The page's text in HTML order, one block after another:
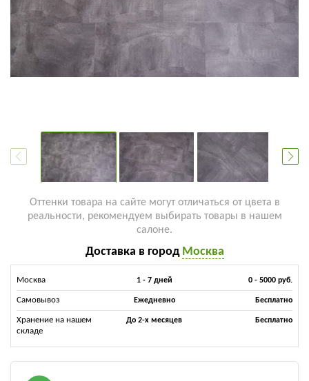
Оттенки товара на сайте могут отличаться от цвета в
реальности, рекомендуем выбирать товары в нашем
салоне.
Доставка в город Москва
Москва 1 - 7 дней 0 - 5000 руб.
Самовывоз Ежедневно Бесплатно
Хранение на нашем
складе
До 2-х месяцев Бесплатно